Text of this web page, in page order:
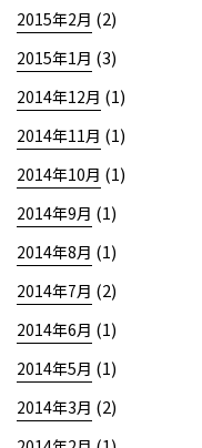
2015年2月 (2)
2015年1月 (3)
2014年12月 (1)
2014年11月 (1)
2014年10月 (1)
2014年9月 (1)
2014年8月 (1)
2014年7月 (2)
2014年6月 (1)
2014年5月 (1)
2014年3月 (2)